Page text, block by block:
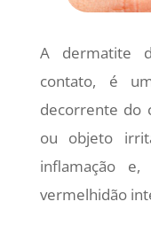
A dermatite
contato, é
decorrente do
ou objeto
inflamação e,
vermelhidão